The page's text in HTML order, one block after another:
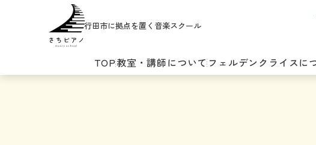
行田市に拠点を置く音楽スクール
TOP教室・講師についてフェルデンクライスに